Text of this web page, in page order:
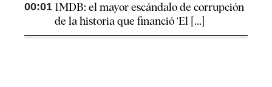
00:01 1MDB: el mayor escándalo de corrupción
de la historia que financió ‘El [...]